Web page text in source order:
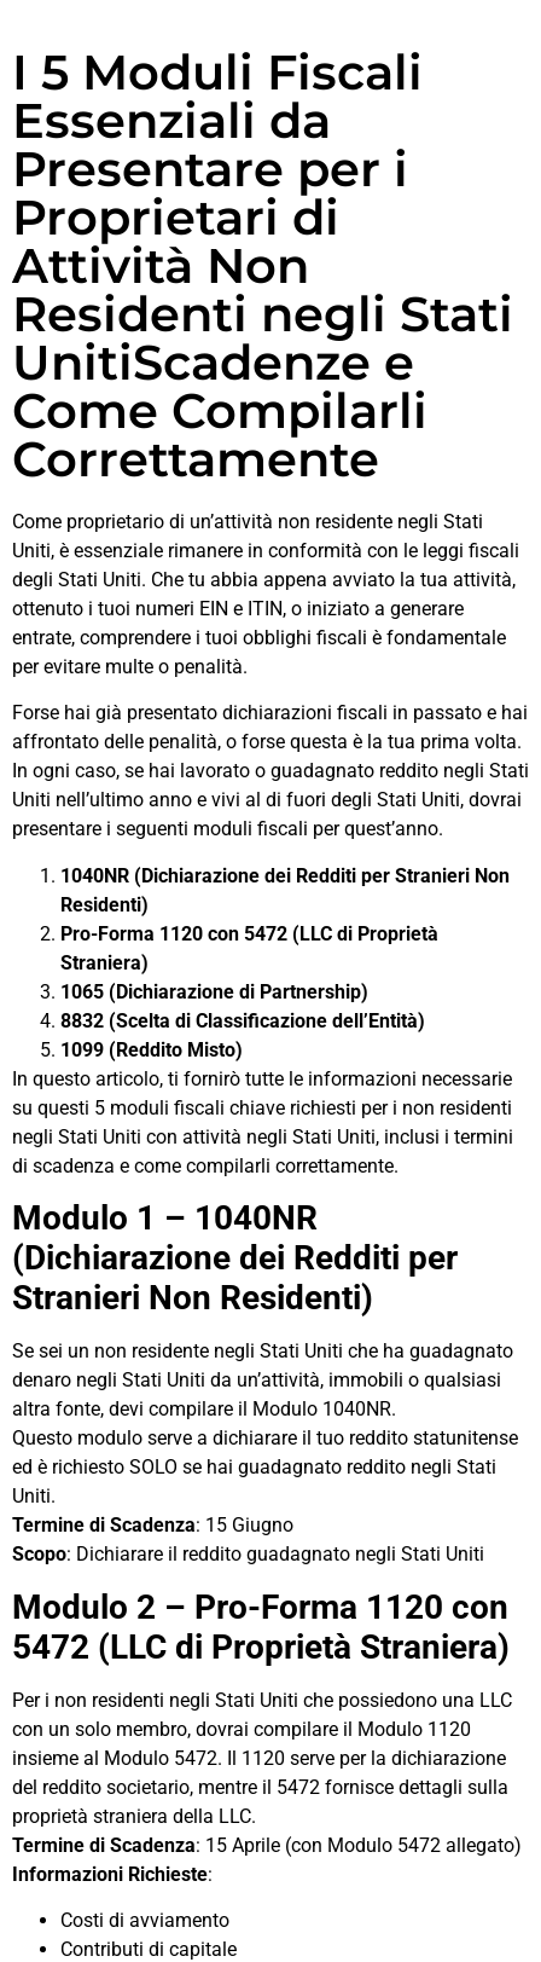
I 5 Moduli Fiscali
Essenziali da
Presentare per i
Proprietari di
Attività Non
Residenti negli Stati
UnitiScadenze e
Come Compilarli
Correttamente
Come proprietario di un’attività non residente negli Stati
Uniti, è essenziale rimanere in conformità con le leggi fiscali
degli Stati Uniti. Che tu abbia appena avviato la tua attività,
ottenuto i tuoi numeri EIN e ITIN, o iniziato a generare
entrate, comprendere i tuoi obblighi fiscali è fondamentale
per evitare multe o penalità.
Forse hai già presentato dichiarazioni fiscali in passato e hai
affrontato delle penalità, o forse questa è la tua prima volta.
In ogni caso, se hai lavorato o guadagnato reddito negli Stati
Uniti nell’ultimo anno e vivi al di fuori degli Stati Uniti, dovrai
presentare i seguenti moduli fiscali per quest’anno.
1040NR (Dichiarazione dei Redditi per Stranieri Non
Residenti)
Pro-Forma 1120 con 5472 (LLC di Proprietà
Straniera)
1065 (Dichiarazione di Partnership)
8832 (Scelta di Classificazione dell’Entità)
1099 (Reddito Misto)
In questo articolo, ti fornirò tutte le informazioni necessarie
su questi 5 moduli fiscali chiave richiesti per i non residenti
negli Stati Uniti con attività negli Stati Uniti, inclusi i termini
di scadenza e come compilarli correttamente.
Modulo 1 – 1040NR
(Dichiarazione dei Redditi per
Stranieri Non Residenti)
Se sei un non residente negli Stati Uniti che ha guadagnato
denaro negli Stati Uniti da un’attività, immobili o qualsiasi
altra fonte, devi compilare il Modulo 1040NR.
Questo modulo serve a dichiarare il tuo reddito statunitense
ed è richiesto SOLO se hai guadagnato reddito negli Stati
Uniti.
Termine di Scadenza: 15 Giugno
Scopo: Dichiarare il reddito guadagnato negli Stati Uniti
Modulo 2 – Pro-Forma 1120 con
5472 (LLC di Proprietà Straniera)
Per i non residenti negli Stati Uniti che possiedono una LLC
con un solo membro, dovrai compilare il Modulo 1120
insieme al Modulo 5472. Il 1120 serve per la dichiarazione
del reddito societario, mentre il 5472 fornisce dettagli sulla
proprietà straniera della LLC.
Termine di Scadenza: 15 Aprile (con Modulo 5472 allegato)
Informazioni Richieste:
Costi di avviamento
Contributi di capitale